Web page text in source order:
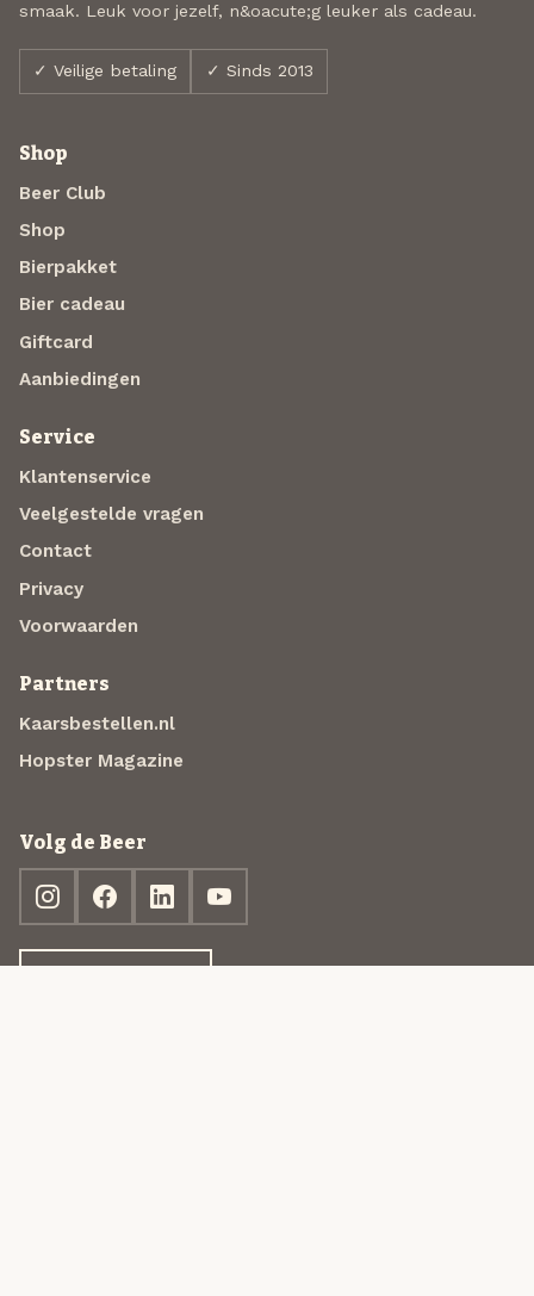
smaak. Leuk voor jezelf, n&oacute;g leuker als cadeau.
✓ Veilige betaling ✓ Sinds 2013
Shop
Beer Club
Shop
Bierpakket
Bier cadeau
Giftcard
Aanbiedingen
Service
Klantenservice
Veelgestelde vragen
Contact
Privacy
Voorwaarden
Partners
Kaarsbestellen.nl
Hopster Magazine
Volg de Beer